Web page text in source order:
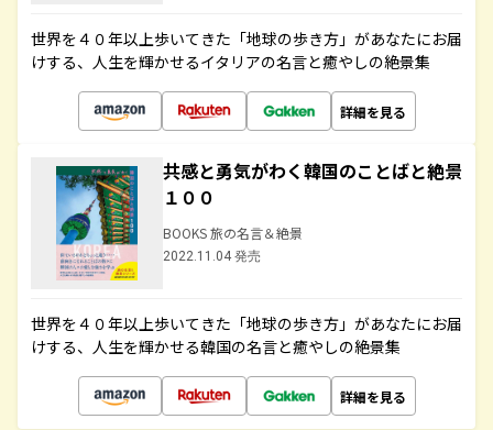
世界を４０年以上歩いてきた「地球の歩き方」があなたにお届
けする、人生を輝かせるイタリアの名言と癒やしの絶景集
詳細を見る
共感と勇気がわく韓国のことばと絶景
１００
BOOKS 旅の名言＆絶景
2022.11.04 発売
世界を４０年以上歩いてきた「地球の歩き方」があなたにお届
けする、人生を輝かせる韓国の名言と癒やしの絶景集
詳細を見る